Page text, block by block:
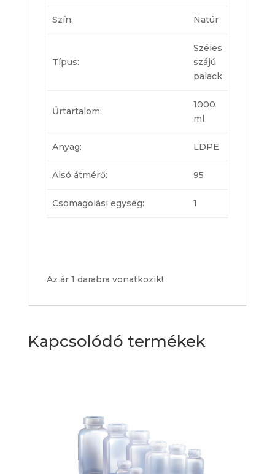
Szín: Natúr
Típus:
Széles
szájú
palack
Űrtartalom:
1000
ml
Anyag: LDPE
Alsó átmérő: 95
Csomagolási egység: 1
Az ár 1 darabra vonatkozik!
Kapcsolódó termékek